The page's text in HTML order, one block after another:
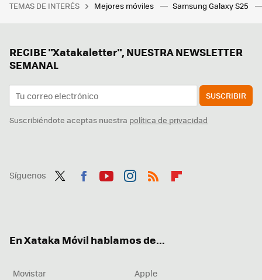
TEMAS DE INTERÉS Mejores móviles Samsung Galaxy S25
RECIBE "Xatakaletter", NUESTRA NEWSLETTER
SEMANAL
SUSCRIBIR
Suscribiéndote aceptas nuestra política de privacidad
Síguenos
En Xataka Móvil hablamos de...
Movistar
Apple